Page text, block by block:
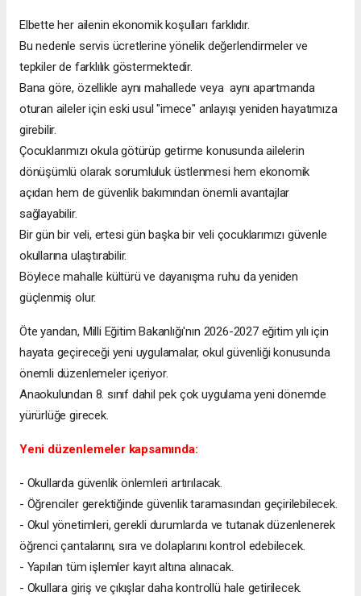
Elbette her ailenin ekonomik koşulları farklıdır.
Bu nedenle servis ücretlerine yönelik değerlendirmeler ve
tepkiler de farklılık göstermektedir.
Bana göre, özellikle aynı mahallede veya aynı apartmanda
oturan aileler için eski usul "imece" anlayışı yeniden hayatımıza
girebilir.
Çocuklarımızı okula götürüp getirme konusunda ailelerin
dönüşümlü olarak sorumluluk üstlenmesi hem ekonomik
açıdan hem de güvenlik bakımından önemli avantajlar
sağlayabilir.
Bir gün bir veli, ertesi gün başka bir veli çocuklarımızı güvenle
okullarına ulaştırabilir.
Böylece mahalle kültürü ve dayanışma ruhu da yeniden
güçlenmiş olur.
Öte yandan, Milli Eğitim Bakanlığı'nın 2026-2027 eğitim yılı için
hayata geçireceği yeni uygulamalar, okul güvenliği konusunda
önemli düzenlemeler içeriyor.
Anaokulundan 8. sınıf dahil pek çok uygulama yeni dönemde
yürürlüğe girecek.
Yeni düzenlemeler kapsamında:
- Okullarda güvenlik önlemleri artırılacak.
- Öğrenciler gerektiğinde güvenlik taramasından geçirilebilecek.
- Okul yönetimleri, gerekli durumlarda ve tutanak düzenlenerek
öğrenci çantalarını, sıra ve dolaplarını kontrol edebilecek.
- Yapılan tüm işlemler kayıt altına alınacak.
- Okullara giriş ve çıkışlar daha kontrollü hale getirilecek.